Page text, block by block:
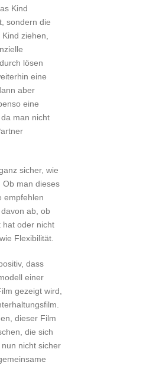
Kind
sondern die
ziehen,
lösen
eine
aber
eine
man nicht
sicher, wie
Ob man dieses
empfehlen
ab, ob
hat oder nicht
Flexibilität.
dass
einer
gezeigt wird,
dieser Film
die sich
nicht sicher